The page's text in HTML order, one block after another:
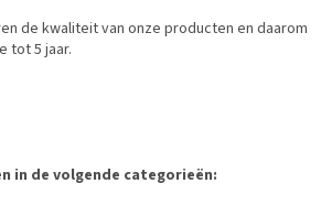
de kwaliteit van onze producten en daarom
tot 5 jaar.
in de volgende categorieën: